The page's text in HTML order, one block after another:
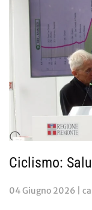
Ciclismo:
04 Giugno 2026 |